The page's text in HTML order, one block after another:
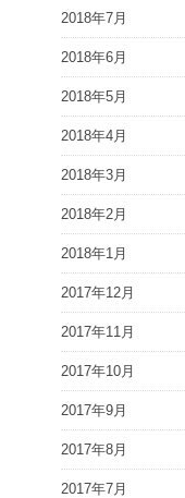
2018年7月
2018年6月
2018年5月
2018年4月
2018年3月
2018年2月
2018年1月
2017年12月
2017年11月
2017年10月
2017年9月
2017年8月
2017年7月